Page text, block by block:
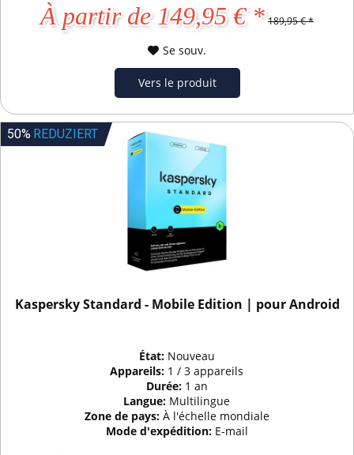
À partir de 149,95 € * 189,95 € *
Se souv.
Vers le produit
50% REDUZIERT
Kaspersky Standard - Mobile Edition | pour Android
État: Nouveau
Appareils: 1 / 3 appareils
Durée: 1 an
Langue: Multilingue
Zone de pays: À l'échelle mondiale
Mode d'expédition: E-mail